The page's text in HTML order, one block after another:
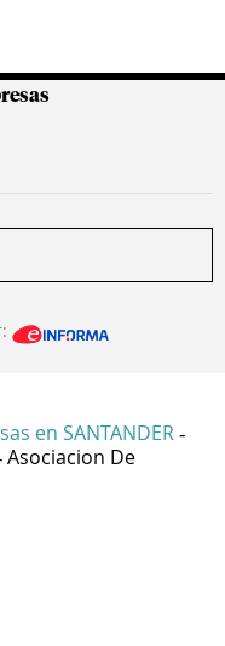
en SANTANDER -
Asociacion De